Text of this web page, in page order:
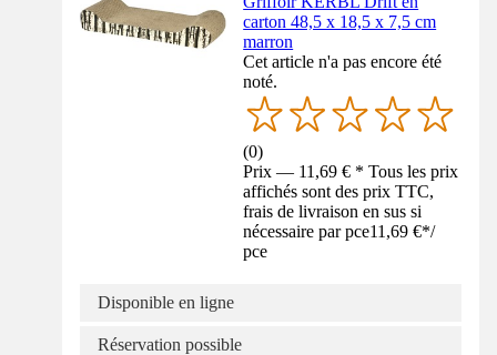
carton 48,5 x 18,5 x 7,5 cm
marron
Cet article n'a pas encore été
noté.
(0)
Prix — 11,69 € * Tous les prix
affichés sont des prix TTC,
frais de livraison en sus si
nécessaire par pce11,69 €*/
pce
Disponible en ligne
Réservation possible